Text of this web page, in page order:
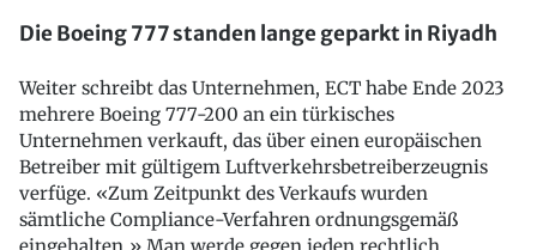
Die Boeing 777 standen lange geparkt in Riyadh
Weiter schreibt das Unternehmen, ECT habe Ende 2023
mehrere Boeing 777-200 an ein türkisches
Unternehmen verkauft, das über einen europäischen
Betreiber mit gültigem Luftverkehrsbetreiberzeugnis
verfüge. «Zum Zeitpunkt des Verkaufs wurden
sämtliche Compliance-Verfahren ordnungsgemäß